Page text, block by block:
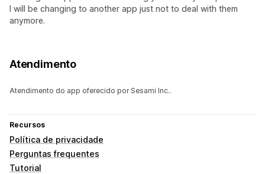
I will be changing to another app just not to deal with them
anymore.
Atendimento
Atendimento do app oferecido por Sesami Inc..
Recursos
Política de privacidade
Perguntas frequentes
Tutorial